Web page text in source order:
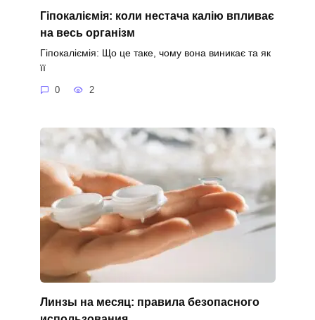
Гіпокаліємія: коли нестача калію впливає
на весь організм
Гіпокаліємія: Що це таке, чому вона виникає та як
її
0 2
Линзы на месяц: правила безопасного